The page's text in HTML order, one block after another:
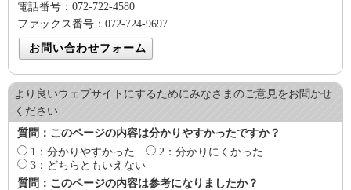
電話番号：072-722-4580
ファックス番号：072-724-9697
より良いウェブサイトにするためにみなさまのご意見をお聞かせ
ください
質問：このページの内容は分かりやすかったですか？
1：分かりやすかった
2：分かりにくかった
3：どちらともいえない
質問：このページの内容は参考になりましたか？